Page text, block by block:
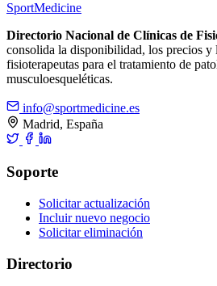
SportMedicine
Directorio Nacional de Clínicas de
consolida la disponibilidad, los precios y
fisioterapeutas para el tratamiento de
musculoesqueléticas.
info@sportmedicine.es
Madrid, España
Soporte
Solicitar actualización
Incluir nuevo negocio
Solicitar eliminación
Directorio